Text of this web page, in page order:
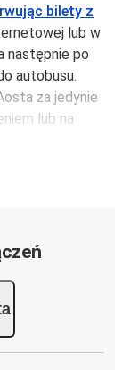
bilety z
lub w
następnie po
autobusu.
za jedynie
lub na
węglowego,
z FlixBusem,
środowisko
pracujemy
węglowy,